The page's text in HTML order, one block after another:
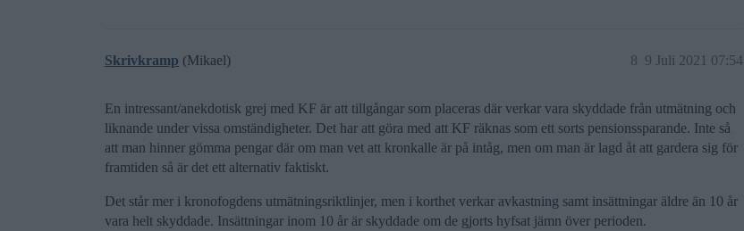
Skrivkramp (Mikael) 9 Juli 2021 07:54
8
En intressant/anekdotisk grej med KF är att tillgångar som placeras där verkar vara skyddade från utmätning och
liknande under vissa omständigheter. Det har att göra med att KF räknas som ett sorts pensionssparande. Inte så
att man hinner gömma pengar där om man vet att kronkalle är på intåg, men om man är lagd åt att gardera sig för
framtiden så är det ett alternativ faktiskt.
Det står mer i kronofogdens utmätningsriktlinjer, men i korthet verkar avkastning samt insättningar äldre än 10 år
vara helt skyddade. Insättningar inom 10 år är skyddade om de gjorts hyfsat jämn över perioden.